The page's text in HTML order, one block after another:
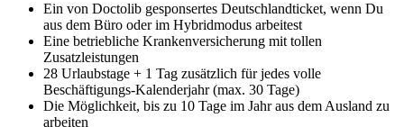
Ein von Doctolib gesponsertes Deutschlandticket, wenn Du
aus dem Büro oder im Hybridmodus arbeitest
Eine betriebliche Krankenversicherung mit tollen
Zusatzleistungen
28 Urlaubstage + 1 Tag zusätzlich für jedes volle
Beschäftigungs-Kalenderjahr (max. 30 Tage)
Die Möglichkeit, bis zu 10 Tage im Jahr aus dem Ausland zu
arbeiten